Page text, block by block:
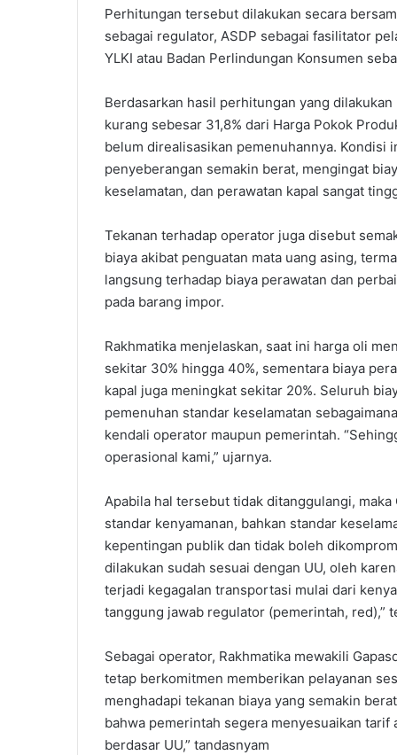
Perhitungan tersebut dilakukan secara
sebagai regulator, ASDP sebagai fasilitator
YLKI atau Badan Perlindungan Konsumen
Berdasarkan hasil perhitungan yang
kurang sebesar 31,8% dari Harga Pokok
belum direalisasikan pemenuhannya. Kondisi
penyeberangan semakin berat, mengingat
keselamatan, dan perawatan kapal sangat
Tekanan terhadap operator juga disebut
biaya akibat penguatan mata uang asing,
langsung terhadap biaya perawatan dan
pada barang impor.
Rakhmatika menjelaskan, saat ini harga oli
sekitar 30% hingga 40%, sementara biaya
kapal juga meningkat sekitar 20%. Seluruh
pemenuhan standar keselamatan
kendali operator maupun pemerintah.
operasional kami,” ujarnya.
Apabila hal tersebut tidak ditanggulangi,
standar kenyamanan, bahkan standar
kepentingan publik dan tidak boleh
dilakukan sudah sesuai dengan UU, oleh
terjadi kegagalan transportasi mulai dari
tanggung jawab regulator (pemerintah, red),”
Sebagai operator, Rakhmatika mewakili
tetap berkomitmen memberikan pelayanan
menghadapi tekanan biaya yang semakin
bahwa pemerintah segera menyesuaikan
berdasar UU,” tandasnyam